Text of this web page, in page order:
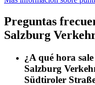
Preguntas
Salzburg
¿A qué hora
Salzburg
Südtiroler